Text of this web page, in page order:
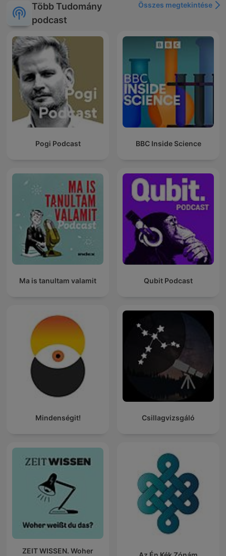
Több Tudomány
podcast
Összes megtekintése
Pogi Podcast BBC Inside Science
Ma is tanultam valamit Qubit Podcast
Mindenségit! Csillagvizsgáló
ZEIT WISSEN. Woher